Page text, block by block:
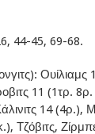
44-45, 69-68.
Ουίλιαμς
11 (1τρ.
14 (4ρ.),
Τζόβιτς,